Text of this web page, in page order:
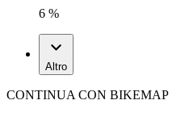
6 %
Altro
CONTINUA CON BIKEMAP